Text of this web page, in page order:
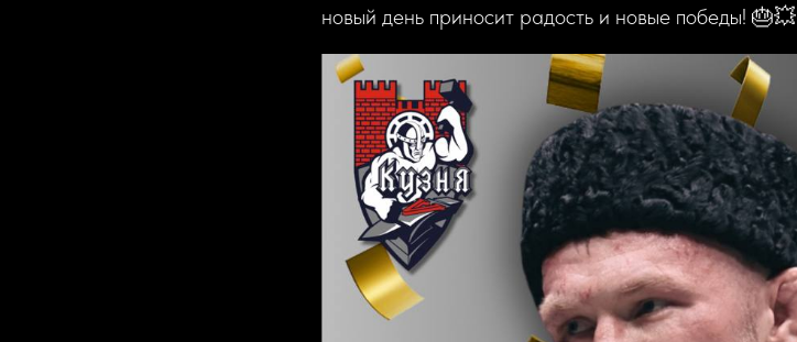
новый день приносит радость и новые победы! 🎂💥